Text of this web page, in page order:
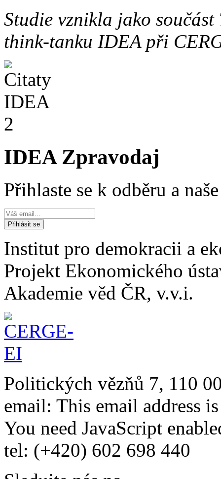
Studie vznikla jako
think-tanku IDEA při
IDEA Zpravodaj
Přihlaste se k odběru a
Institut pro demokracii a
Projekt Ekonomického
Akademie věd ČR, v.v.i.
Politických vězňů 7, 110
email: This email address
You need JavaScript
tel: (+420) 602 698 440